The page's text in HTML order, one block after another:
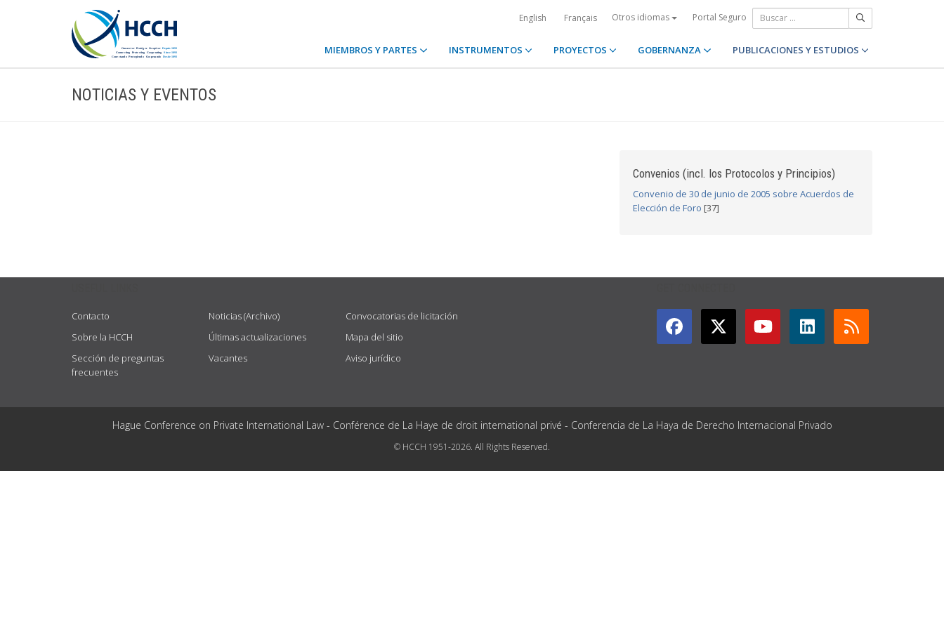
English Français Otros idiomas Portal Seguro
MIEMBROS Y PARTES INSTRUMENTOS PROYECTOS GOBERNANZA PUBLICACIONES Y ESTUDIOS
NOTICIAS Y EVENTOS
Convenios (incl. los Protocolos y Principios)
Convenio de 30 de junio de 2005 sobre Acuerdos de
Elección de Foro [37]
Contacto
Sobre la HCCH
Sección de preguntas
frecuentes
Noticias (Archivo)
Últimas actualizaciones
Vacantes
Convocatorias de licitación
Mapa del sitio
Aviso jurídico
Hague Conference on Private International Law - Conférence de La Haye de droit international privé - Conferencia de La Haya de Derecho Internacional Privado
© HCCH 1951-2026. All Rights Reserved.